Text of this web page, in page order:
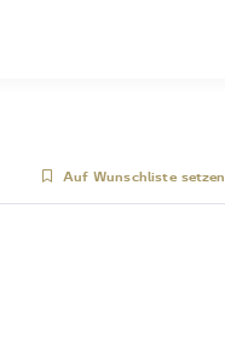
Auf Wunschliste setzen